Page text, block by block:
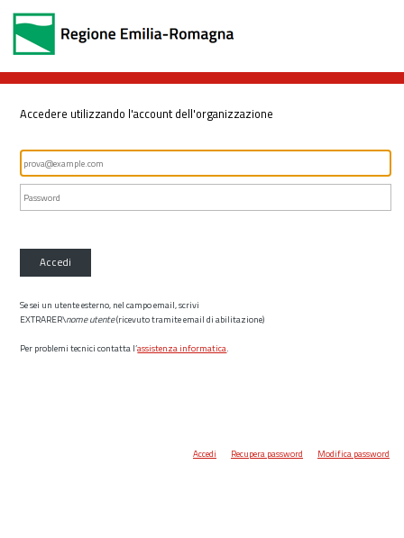
Accedere utilizzando l'account dell'organizzazione
Accedi
Se sei un utente esterno, nel campo email, scrivi
EXTRARER\nome utente(ricevuto tramite email di abilitazione)
Per problemi tecnici contatta l’assistenza informatica.
Accedi Recupera password Modifica password